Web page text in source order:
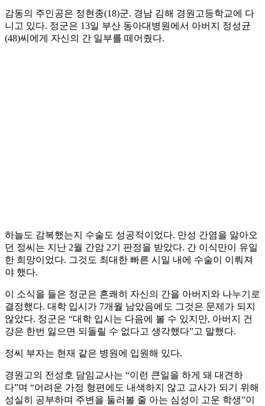
감동의 주인공은 정현종(18)군. 경남 김해 경원고등학교에 다
니고 있다. 정군은 13일 부산 동아대병원에서 아버지 정성균
(48)씨에게 자신의 간 일부를 떼어줬다.
하늘도 감복했는지 수술도 성공적이었다. 만성 간염을 앓아오
던 정씨는 지난 2월 간암 2기 판정을 받았다. 간 이식만이 유일
한 희망이었다. 그것도 최대한 빠른 시일 내에 수술이 이뤄져
야 했다.
이 소식을 들은 정군은 흔쾌히 자신의 간을 아버지와 나누기로
결정했다. 대학 입시가 7개월 남았음에도 그것은 문제가 되지
않았다. 정군은 “대학 입시는 다음에 볼 수 있지만, 아버지 건
강은 한번 잃으면 되돌릴 수 없다고 생각했다”고 말했다.
정씨 부자는 현재 같은 병원에 입원해 있다.
경원고의 전성호 담임교사는 “이런 큰일을 하게 돼 대견하
다”며 “어려운 가정 형편에도 내색하지 않고 교사가 되기 위해
성실히 공부하며 주변을 둘러볼 줄 아는 심성이 고운 학생”이